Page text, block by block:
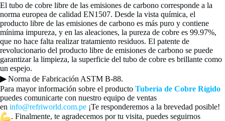
El tubo de cobre libre de las emisiones de carbono corresponde a la
norma europea de calidad EN1507. Desde la vista química, el
producto libre de las emisiones de carbono es más puro y contiene
mínima impureza, y en las aleaciones, la pureza de cobre es 99.97%,
que no hace falta realizar tratamiento residuos. El patente de
revolucionario del producto libre de emisiones de carbono se puede
garantizar la limpieza, la superficie del tubo de cobre es brillante como
un espejo.
▶Norma de Fabricación ASTM B-88.
Para mayor información sobre el producto Tubería de Cobre Rígido
puedes comunicarte con nuestro equipo de ventas
en info@refriworld.com.pe ¡Te responderemos a la brevedad posible!
. Finalmente, te agradecemos por tu visita, puedes seguirnos